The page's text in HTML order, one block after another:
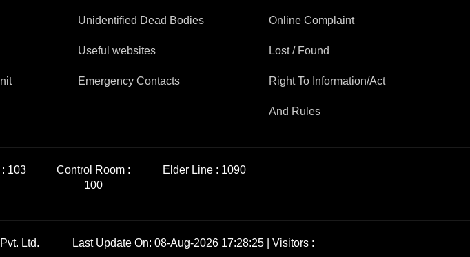
Unidentified Dead Bodies
Useful websites
Emergency Contacts
Online Complaint
Lost / Found
Right To Information/Act
And Rules
103
Control Room :
100
Elder Line : 1090
Ltd. Last Update On: 08-Aug-2026 17:28:25 | Visitors :